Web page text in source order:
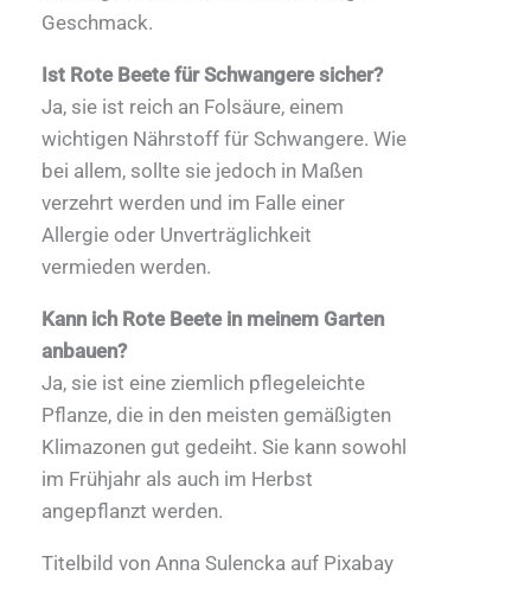
Geschmack.
Ist Rote Beete für Schwangere sicher?
Ja, sie ist reich an Folsäure, einem
wichtigen Nährstoff für Schwangere. Wie
bei allem, sollte sie jedoch in Maßen
verzehrt werden und im Falle einer
Allergie oder Unverträglichkeit
vermieden werden.
Kann ich Rote Beete in meinem Garten
anbauen?
Ja, sie ist eine ziemlich pflegeleichte
Pflanze, die in den meisten gemäßigten
Klimazonen gut gedeiht. Sie kann sowohl
im Frühjahr als auch im Herbst
angepflanzt werden.
Titelbild von Anna Sulencka auf Pixabay